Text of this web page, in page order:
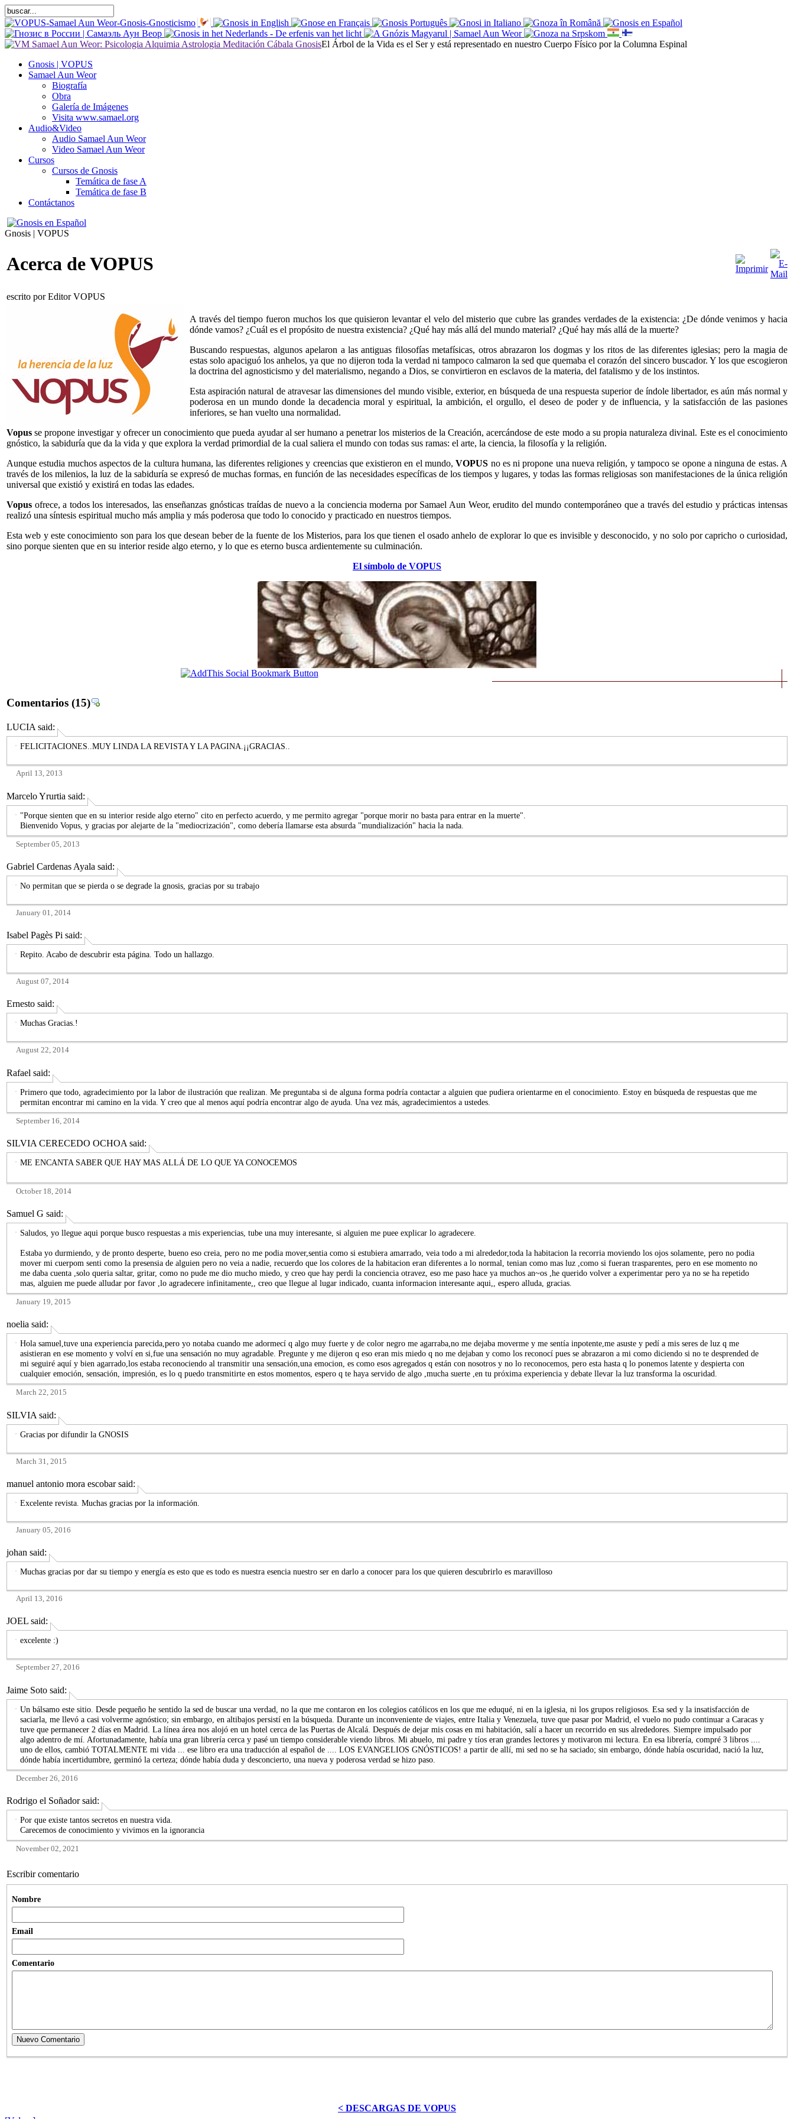
El Árbol de la Vida es el Ser y está representado en nuestro Cuerpo Físico por la Columna Espinal
Gnosis | VOPUS
Samael Aun Weor
Biografía
Obra
Galería de Imágenes
Visita www.samael.org
Audio&Video
Audio Samael Aun Weor
Video Samael Aun Weor
Cursos
Cursos de Gnosis
Temática de fase A
Temática de fase B
Contáctanos
Gnosis | VOPUS
Acerca de VOPUS
escrito por Editor VOPUS
A través del tiempo fueron muchos los que quisieron levantar el velo del misterio que cubre las grandes verdades de la existencia: ¿De dónde venimos y hacia
dónde vamos? ¿Cuál es el propósito de nuestra existencia? ¿Qué hay más allá del mundo material? ¿Qué hay más allá de la muerte?
Buscando respuestas, algunos apelaron a las antiguas filosofías metafísicas, otros abrazaron los dogmas y los ritos de las diferentes iglesias; pero la magia de
estas solo apaciguó los anhelos, ya que no dijeron toda la verdad ni tampoco calmaron la sed que quemaba el corazón del sincero buscador. Y los que escogieron
la doctrina del agnosticismo y del materialismo, negando a Dios, se convirtieron en esclavos de la materia, del fatalismo y de los instintos.
Esta aspiración natural de atravesar las dimensiones del mundo visible, exterior, en búsqueda de una respuesta superior de índole libertador, es aún más normal y
poderosa en un mundo donde la decadencia moral y espiritual, la ambición, el orgullo, el deseo de poder y de influencia, y la satisfacción de las pasiones
inferiores, se han vuelto una normalidad.
Vopus se propone investigar y ofrecer un conocimiento que pueda ayudar al ser humano a penetrar los misterios de la Creación, acercándose de este modo a su propia naturaleza divinal. Este es el conocimiento
gnóstico, la sabiduría que da la vida y que explora la verdad primordial de la cual saliera el mundo con todas sus ramas: el arte, la ciencia, la filosofía y la religión.
Aunque estudia muchos aspectos de la cultura humana, las diferentes religiones y creencias que existieron en el mundo,VOPUS no es ni propone una nueva religión, y tampoco se opone a ninguna de estas. A
través de los milenios, la luz de la sabiduría se expresó de muchas formas, en función de las necesidades específicas de los tiempos y lugares, y todas las formas religiosas son manifestaciones de la única religión
universal que existió y existirá en todas las edades.
Vopus ofrece, a todos los interesados, las enseñanzas gnósticas traídas de nuevo a la conciencia moderna por Samael Aun Weor, erudito del mundo contemporáneo que a través del estudio y prácticas intensas
realizó una síntesis espiritual mucho más amplia y más poderosa que todo lo conocido y practicado en nuestros tiempos.
Esta web y este conocimiento son para los que desean beber de la fuente de los Misterios, para los que tienen el osado anhelo de explorar lo que es invisible y desconocido, y no solo por capricho o curiosidad,
sino porque sienten que en su interior reside algo eterno, y lo que es eterno busca ardientemente su culminación.
El símbolo de VOPUS
Comentarios (15)
LUCIA said:
FELICITACIONES..MUY LINDA LA REVISTA Y LA PAGINA.¡¡GRACIAS..
April 13, 2013
Marcelo Yrurtia said:
"Porque sienten que en su interior reside algo eterno" cito en perfecto acuerdo, y me permito agregar "porque morir no basta para entrar en la muerte".
Bienvenido Vopus, y gracias por alejarte de la "mediocrización", como debería llamarse esta absurda "mundialización" hacia la nada.
September 05, 2013
Gabriel Cardenas Ayala said:
No permitan que se pierda o se degrade la gnosis, gracias por su trabajo
January 01, 2014
Isabel Pagès Pi said:
Repito. Acabo de descubrir esta página. Todo un hallazgo.
August 07, 2014
Ernesto said:
Muchas Gracias.!
August 22, 2014
Rafael said:
Primero que todo, agradecimiento por la labor de ilustración que realizan. Me preguntaba si de alguna forma podría contactar a alguien que pudiera orientarme en el conocimiento. Estoy en búsqueda de respuestas que me
permitan encontrar mi camino en la vida. Y creo que al menos aquí podría encontrar algo de ayuda. Una vez más, agradecimientos a ustedes.
September 16, 2014
SILVIA CERECEDO OCHOA said:
ME ENCANTA SABER QUE HAY MAS ALLÁ DE LO QUE YA CONOCEMOS
October 18, 2014
Samuel G said:
Saludos, yo llegue aqui porque busco respuestas a mis experiencias, tube una muy interesante, si alguien me puee explicar lo agradecere.
Estaba yo durmiendo, y de pronto desperte, bueno eso creia, pero no me podia mover,sentia como si estubiera amarrado, veia todo a mi alrededor,toda la habitacion la recorria moviendo los ojos solamente, pero no podia
mover mi cuerpom senti como la presensia de alguien pero no veia a nadie, recuerdo que los colores de la habitacion eran diferentes a lo normal, tenian como mas luz ,como si fueran trasparentes, pero en ese momento no
me daba cuenta ,solo queria saltar, gritar, como no pude me dio mucho miedo, y creo que hay perdi la conciencia otravez, eso me paso hace ya muchos an~os ,he querido volver a experimentar pero ya no se ha repetido
mas, alguien me puede alludar por favor ,lo agradecere infinitamente,, creo que llegue al lugar indicado, cuanta informacion interesante aqui,, espero alluda, gracias.
January 19, 2015
noelia said:
Hola samuel,tuve una experiencia parecida,pero yo notaba cuando me adormecí q algo muy fuerte y de color negro me agarraba,no me dejaba moverme y me sentía inpotente,me asuste y pedí a mis seres de luz q me
asistieran en ese momento y volví en si,fue una sensación no muy agradable. Pregunte y me dijeron q eso eran mis miedo q no me dejaban y como los reconocí pues se abrazaron a mi como diciendo si no te desprended de
mi seguiré aquí y bien agarrado,los estaba reconociendo al transmitir una sensación,una emocion, es como esos agregados q están con nosotros y no lo reconocemos, pero esta hasta q lo ponemos latente y despierta con
cualquier emoción, sensación, impresión, es lo q puedo transmitirte en estos momentos, espero q te haya servido de algo ,mucha suerte ,en tu próxima experiencia y debate llevar la luz transforma la oscuridad.
March 22, 2015
SILVIA said:
Gracias por difundir la GNOSIS
March 31, 2015
manuel antonio mora escobarsaid:
Excelente revista. Muchas gracias por la información.
January 05, 2016
johan said:
Muchas gracias por dar su tiempo y energía es esto que es todo es nuestra esencia nuestro ser en darlo a conocer para los que quieren descubrirlo es maravilloso
April 13, 2016
JOEL said:
excelente :)
September 27, 2016
Jaime Soto said:
Un bálsamo este sitio. Desde pequeño he sentido la sed de buscar una verdad, no la que me contaron en los colegios católicos en los que me eduqué, ni en la iglesia, ni los grupos religiosos. Esa sed y la insatisfacción de
saciarla, me llevó a casi volverme agnóstico; sin embargo, en altibajos persistí en la búsqueda. Durante un inconveniente de viajes, entre Italia y Venezuela, tuve que pasar por Madrid, el vuelo no pudo continuar a Caracas y
tuve que permanecer 2 días en Madrid. La línea área nos alojó en un hotel cerca de las Puertas de Alcalá. Después de dejar mis cosas en mi habitación, salí a hacer un recorrido en sus alrededores. Siempre impulsado por
algo adentro de mí. Afortunadamente, había una gran librería cerca y pasé un tiempo considerable viendo libros. Mi abuelo, mi padre y tíos eran grandes lectores y motivaron mi lectura. En esa librería, compré 3 libros ....
uno de ellos, cambió TOTALMENTE mi vida ... ese libro era una traducción al español de .... LOS EVANGELIOS GNÓSTICOS! a partir de allí, mi sed no se ha saciado; sin embargo, dónde había oscuridad, nació la luz,
dónde había incertidumbre, germinó la certeza; dónde había duda y desconcierto, una nueva y poderosa verdad se hizo paso.
December 26, 2016
Rodrigo el Soñadorsaid:
Por que existe tantos secretos en nuestra vida.
Carecemos de conocimiento y vivimos en la ignorancia
November 02, 2021
Escribir comentario
Nombre
Email
Comentario
Nuevo Comentario
< DESCARGAS DE VOPUS